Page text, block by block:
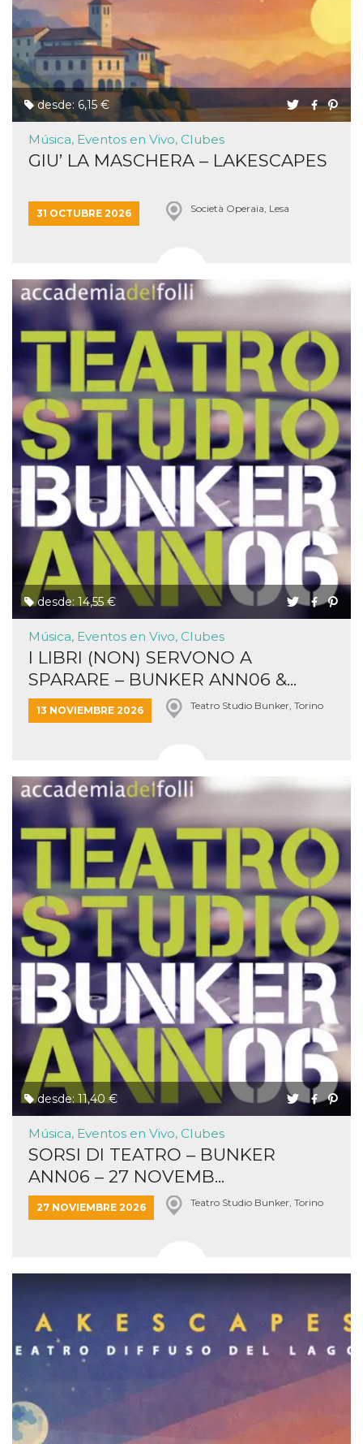
desde: 6,15 €
Música, Eventos en Vivo, Clubes
GIU’ LA MASCHERA – LAKESCAPES
31 OCTUBRE 2026 Società Operaia, Lesa
desde: 14,55 €
Música, Eventos en Vivo, Clubes
I LIBRI (NON) SERVONO A
SPARARE – BUNKER ANN06 &...
13 NOVIEMBRE 2026 Teatro Studio Bunker, Torino
desde: 11,40 €
Música, Eventos en Vivo, Clubes
SORSI DI TEATRO – BUNKER
ANN06 – 27 NOVEMB...
27 NOVIEMBRE 2026 Teatro Studio Bunker, Torino